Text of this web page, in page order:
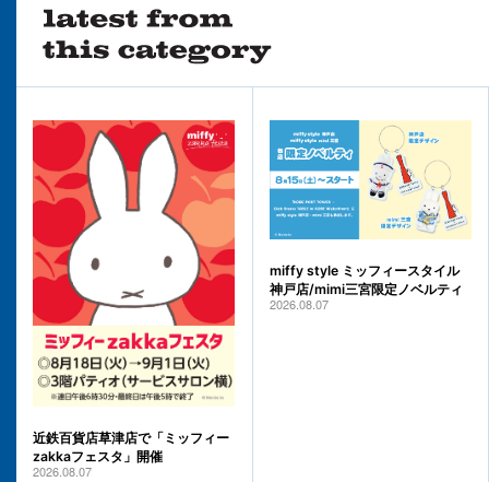
近鉄百貨店草津店で「ミッフィー
zakkaフェスタ」開催
2026.08.07
miffy style ミッフィースタイル
神戸店/mimi三宮限定ノベルティ
2026.08.07